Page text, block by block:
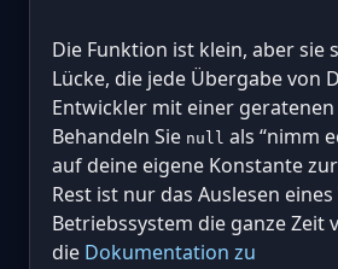
Die Funktion ist klein, aber sie
Lücke, die jede Übergabe von
Entwickler mit einer geratenen
Behandeln Sie null als “nimm
auf deine eigene Konstante
Rest ist nur das Auslesen
Betriebssystem die ganze Zeit
die Dokumentation zu